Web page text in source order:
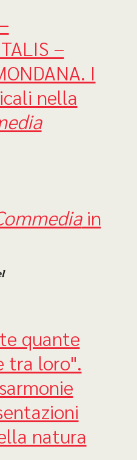
–
I
nella
in
quante
tra loro".
natura